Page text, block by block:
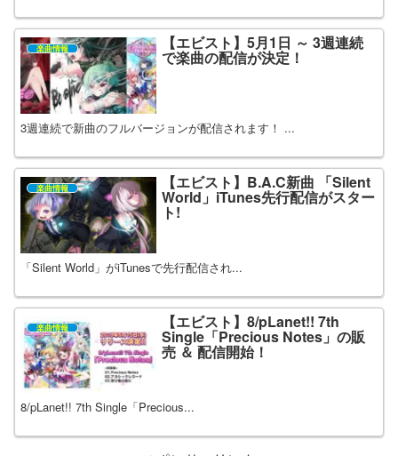
楽曲情報 【エビスト】5月1日 ～ 3週連続
で楽曲の配信が決定！
3週連続で新曲のフルバージョンが配信されます！ ...
楽曲情報 【エビスト】B.A.C新曲 「Silent
World」iTunes先行配信がスター
ト!
「Silent World」がiTunesで先行配信され...
楽曲情報 【エビスト】8/pLanet!! 7th
Single「Precious Notes」の販
売 ＆ 配信開始！
8/pLanet!! 7th Single「Precious...